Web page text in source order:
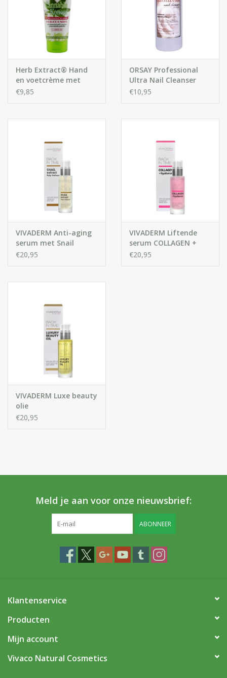
Herb Extract® Hand
en voetcrème met
Cannabis olie
€9,85
ORSAY Professional
Ultra Nail Cleanser
€10,95
VIVADERM Anti-aging
serum met Snail
extract Poly-Helixan
€20,95
VIVADERM Liftende
serum COLLAGEN +
hyaluron
€20,95
VIVADERM Luxe beauty
olie
€20,95
Meld je aan voor onze nieuwsbrief:
ABONNEER
Klantenservice
Producten
Mijn account
Vivaco Natural Cosmetics